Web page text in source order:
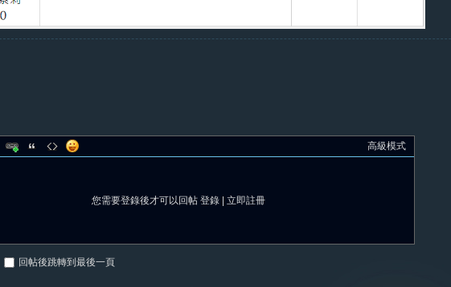
高級模式
您需要登錄後才可以回帖 登錄 立即註冊
回帖後跳轉到最後一頁